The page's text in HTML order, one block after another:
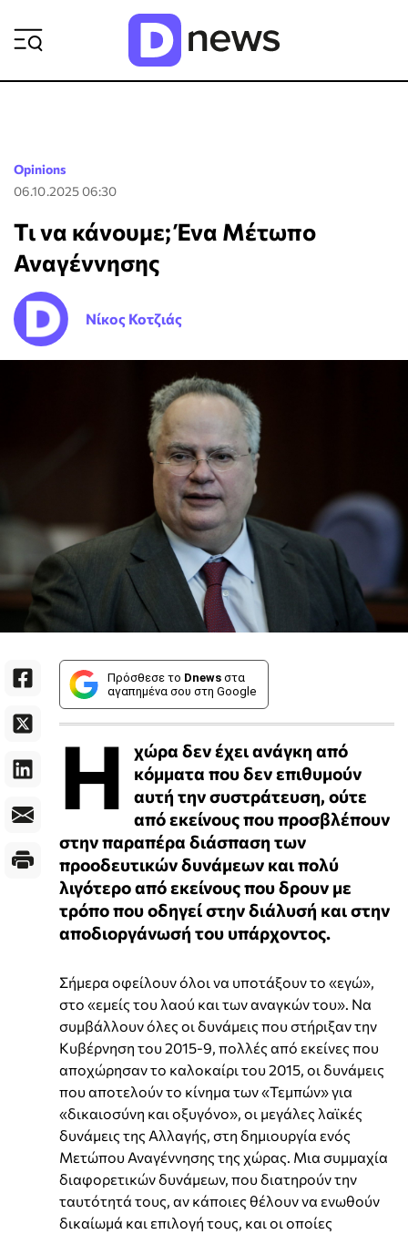
Opinions
06.10.2025 06:30
Τι να κάνουμε; Ένα Μέτωπο
Αναγέννησης
Νίκος Κοτζιάς
Πρόσθεσε το Dnews στα
αγαπημένα σου στη Google
Η
χώρα δεν έχει ανάγκη από
κόμματα που δεν επιθυμούν
αυτή την συστράτευση, ούτε
από εκείνους που προσβλέπουν
στην παραπέρα διάσπαση των
προοδευτικών δυνάμεων και πολύ
λιγότερο από εκείνους που δρουν με
τρόπο που οδηγεί στην διάλυσή και στην
αποδιοργάνωσή του υπάρχοντος.
Σήμερα οφείλουν όλοι να υποτάξουν το «εγώ»,
στο «εμείς του λαού και των αναγκών του». Να
συμβάλλουν όλες οι δυνάμεις που στήριξαν την
Κυβέρνηση του 2015-9, πολλές από εκείνες που
αποχώρησαν το καλοκαίρι του 2015, οι δυνάμεις
που αποτελούν το κίνημα των «Τεμπών» για
«δικαιοσύνη και οξυγόνο», οι μεγάλες λαϊκές
δυνάμεις της Αλλαγής, στη δημιουργία ενός
Μετώπου Αναγέννησης της χώρας. Μια συμμαχία
διαφορετικών δυνάμεων, που διατηρούν την
ταυτότητά τους, αν κάποιες θέλουν να ενωθούν
δικαίωμά και επιλογή τους, και οι οποίες